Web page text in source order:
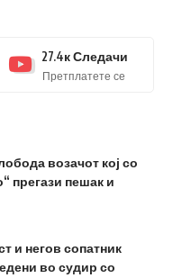
27.4кСледачи
Претплатете се
возачот кој со
прегази пешак и
и негов сопатник
во судир со